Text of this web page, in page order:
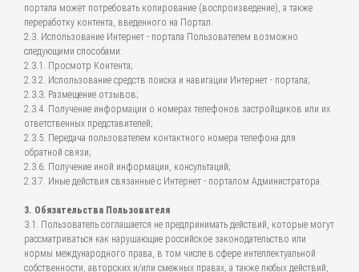
портала может потребовать копирование (воспроизведение), а также
переработку контента, введенного на Портал.
2.3. Использование Интернет - портала Пользователем возможно
следующими способами:
2.3.1. Просмотр Контента;
2.3.2. Использование средств поиска и навигации Интернет - портала;
2.3.3. Размещение отзывов;
2.3.4. Получение информации о номерах телефонов застройщиков или их
ответственных представителей;
2.3.5. Передача пользователем контактного номера телефона для
обратной связи;
2.3.6. Получение иной информации, консультаций;
2.3.7. Иные действия связанные с Интернет - порталом Администратора.
3. Обязательства Пользователя
3.1. Пользователь соглашается не предпринимать действий, которые могут
рассматриваться как нарушающие российское законодательство или
нормы международного права, в том числе в сфере интеллектуальной
собственности, авторских и/или смежных правах, а также любых действий,